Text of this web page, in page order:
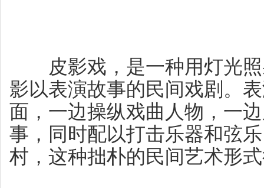
皮影戏，是一种用灯光照
影以表演故事的民间戏剧。
面，一边操纵戏曲人物，一
事，同时配以打击乐器和弦
村，这种拙朴的民间艺术形